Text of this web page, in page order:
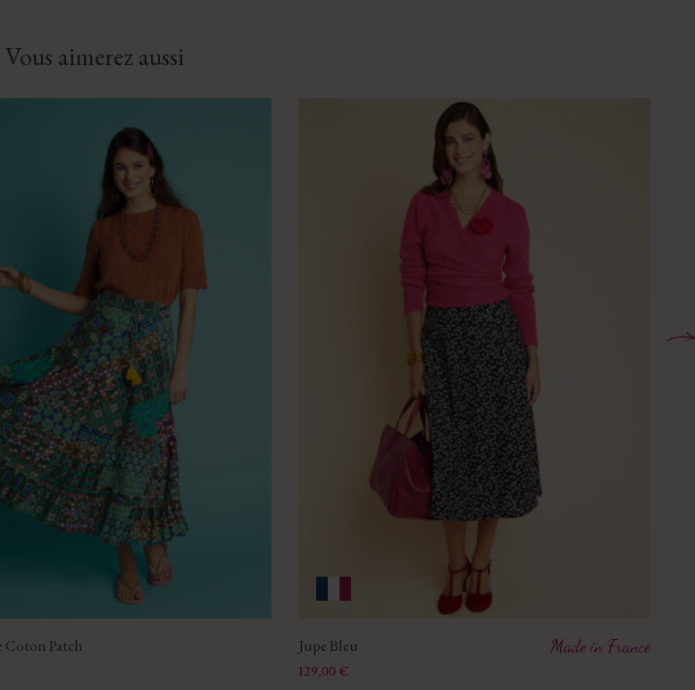
Vous aimerez aussi
Coton Patch Jupe Bleu
Prix
129,00 €
Made in France